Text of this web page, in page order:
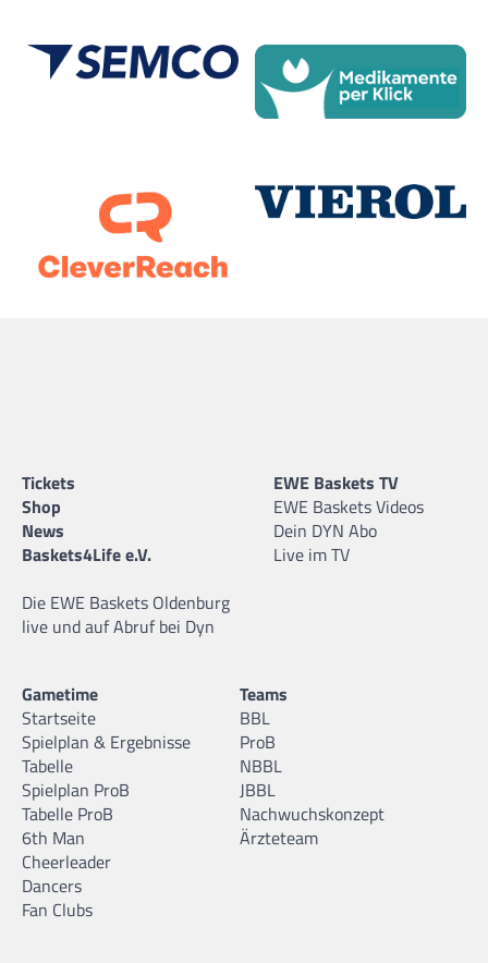
Tickets
Shop
News
Baskets4Life e.V.
Die EWE Baskets Oldenburg
live und auf Abruf bei Dyn
EWE Baskets TV
EWE Baskets Videos
Dein DYN Abo
Live im TV
Gametime
Startseite
Spielplan & Ergebnisse
Tabelle
Spielplan ProB
Tabelle ProB
6th Man
Cheerleader
Dancers
Fan Clubs
Teams
BBL
ProB
NBBL
JBBL
Nachwuchskonzept
Ärzteteam